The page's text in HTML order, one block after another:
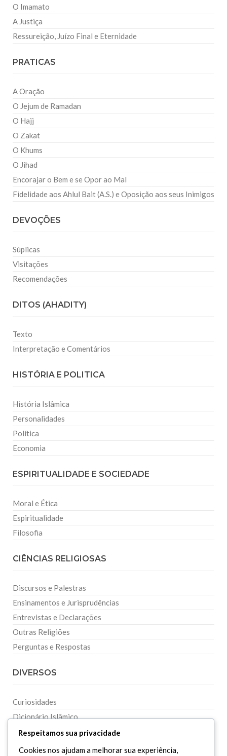
O Imamato
A Justiça
Ressureição, Juízo Final e Eternidade
PRATICAS
A Oração
O Jejum de Ramadan
O Hajj
O Zakat
O Khums
O Jihad
Encorajar o Bem e se Opor ao Mal
Fidelidade aos Ahlul Bait (A.S.) e Oposição aos seus Inimigos
DEVOÇÕES
Súplicas
Visitações
Recomendações
DITOS (AHADITY)
Texto
Interpretação e Comentários
HISTÓRIA E POLITICA
História Islâmica
Personalidades
Política
Economia
ESPIRITUALIDADE E SOCIEDADE
Moral e Ética
Espiritualidade
Filosofia
CIÊNCIAS RELIGIOSAS
Discursos e Palestras
Ensinamentos e Jurisprudências
Entrevistas e Declarações
Outras Religiões
Perguntas e Respostas
DIVERSOS
Curiosidades
Dicionário Islâmico
Downloads
Respeitamos sua privacidade
Cookies nos ajudam a melhorar sua experiência,